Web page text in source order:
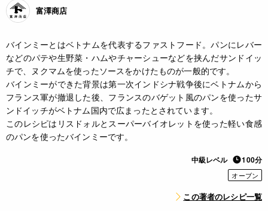
富澤商店
バインミーとはベトナムを代表するファストフード。パンにレバー
などのパテや生野菜・ハムやチャーシューなどを挟んだサンドイッ
チで、ヌクマムを使ったソースをかけたものが一般的です。
バインミーができた背景は第一次インドシナ戦争後にベトナムから
フランス軍が撤退した後、フランスのバゲット風のパンを使ったサ
ンドイッチがベトナム国内で広まったとされています。
このレシピはリスドォルとスーパーバイオレットを使った軽い食感
のパンを使ったバインミーです。
中級レベル 100分
オーブン
この著者のレシピ一覧